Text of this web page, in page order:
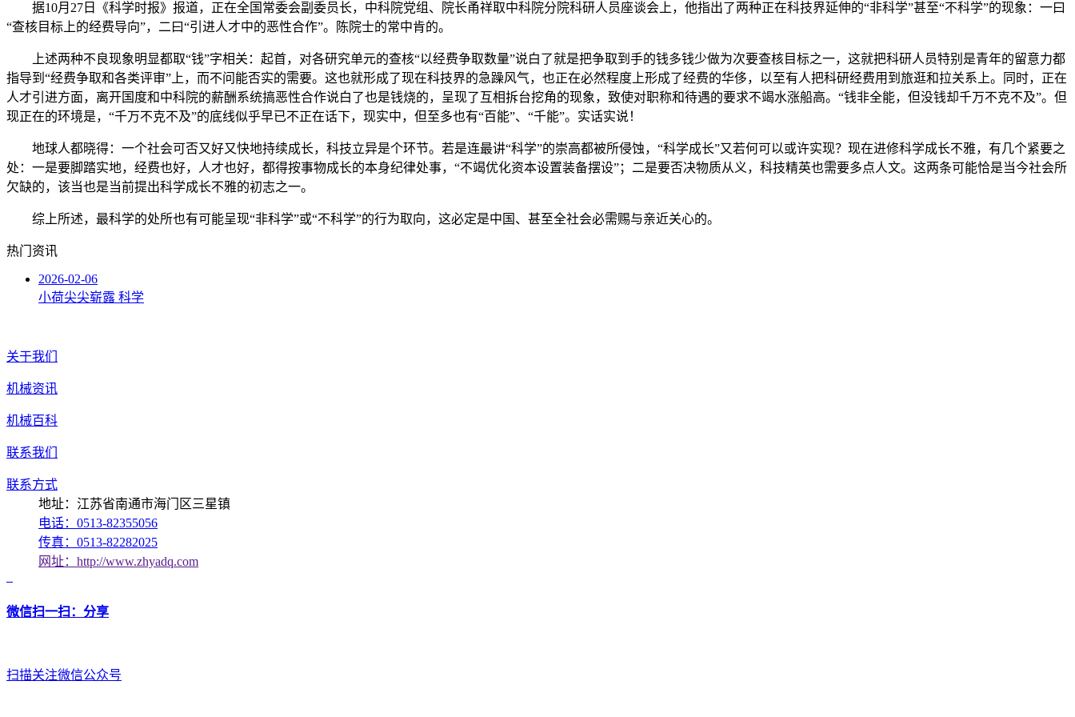
据10月27日《科学时报》报道，正在全国常委会副委员长，中科院党组、院长甬祥取中科院分院科研人员座谈会上，他指出了两种正在科技界延伸的“非科学”甚至“不科学”的现象：一曰
“查核目标上的经费导向”，二曰“引进人才中的恶性合作”。陈院士的常中肯的。
上述两种不良现象明显都取“钱”字相关：起首，对各研究单元的查核“以经费争取数量”说白了就是把争取到手的钱多钱少做为次要查核目标之一，这就把科研人员特别是青年的留意力都
指导到“经费争取和各类评审”上，而不问能否实的需要。这也就形成了现在科技界的急躁风气，也正在必然程度上形成了经费的华侈，以至有人把科研经费用到旅逛和拉关系上。同时，正在
人才引进方面，离开国度和中科院的薪酬系统搞恶性合作说白了也是钱烧的，呈现了互相拆台挖角的现象，致使对职称和待遇的要求不竭水涨船高。“钱非全能，但没钱却千万不克不及”。但
现正在的环境是，“千万不克不及”的底线似乎早已不正在话下，现实中，但至多也有“百能”、“千能”。实话实说！
地球人都晓得：一个社会可否又好又快地持续成长，科技立异是个环节。若是连最讲“科学”的崇高都被所侵蚀，“科学成长”又若何可以或许实现？现在进修科学成长不雅，有几个紧要之
处：一是要脚踏实地，经费也好，人才也好，都得按事物成长的本身纪律处事，“不竭优化资本设置装备摆设”；二是要否决物质从义，科技精英也需要多点人文。这两条可能恰是当今社会所
欠缺的，该当也是当前提出科学成长不雅的初志之一。
综上所述，最科学的处所也有可能呈现“非科学”或“不科学”的行为取向，这必定是中国、甚至全社会必需赐与亲近关心的。
热门资讯
2026-02-06
小荷尖尖崭露 科学
关于我们
机械资讯
机械百科
联系我们
联系方式
地址：江苏省南通市海门区三星镇
电话：0513-82355056
传真：0513-82282025
网址：http://www.zhyadq.com
微信扫一扫：分享
扫描关注微信公众号